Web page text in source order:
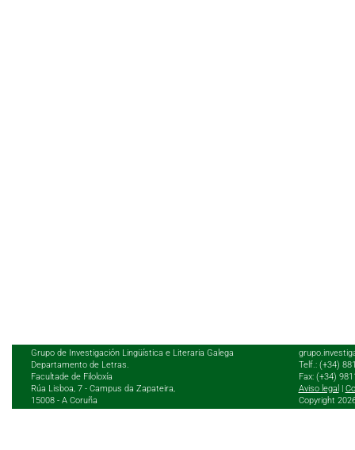
Grupo de Investigación Lingüística e Literaria Galega
Departamento de Letras.
Facultade de Filoloxía
Rúa Lisboa, 7 - Campus da Zapateira,
15008 - A Coruña
Telf.: (+34)
Fax: (+34)
Aviso legal
Copyright